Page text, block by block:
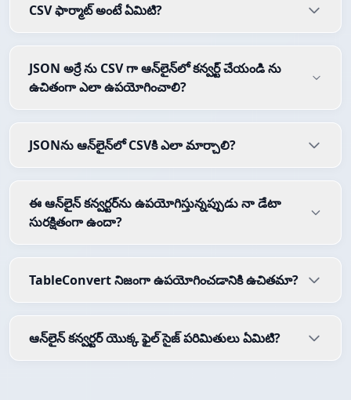
CSV ఫార్మాట్ అంటే ఏమిటి?
JSON అర్రే ను CSV గా ఆన్‌లైన్‌లో కన్వర్ట్ చేయండి ను
ఉచితంగా ఎలా ఉపయోగించాలి?
JSONను ఆన్‌లైన్‌లో CSVకి ఎలా మార్చాలి?
ఈ ఆన్‌లైన్ కన్వర్టర్‌ను ఉపయోగిస్తున్నప్పుడు నా డేటా
సురక్షితంగా ఉందా?
TableConvert నిజంగా ఉపయోగించడానికి ఉచితమా?
ఆన్‌లైన్ కన్వర్టర్ యొక్క ఫైల్ సైజ్ పరిమితులు ఏమిటి?